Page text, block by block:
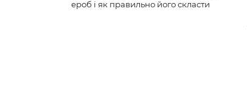
ероб і як правильно його скласти